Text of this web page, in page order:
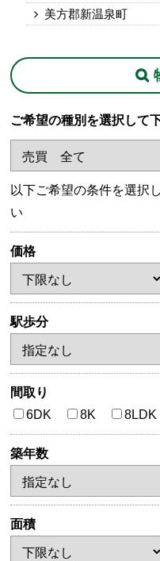
美方郡新温泉町
ご希望の種別を選択して
以下ご希望の条件を選択
い
価格
駅歩分
間取り
6DK
8K 8LDK
築年数
面積